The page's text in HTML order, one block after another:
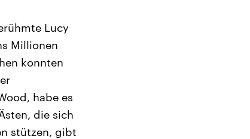
Lucy
Millionen
konnten
habe es
die sich
stützen, gibt